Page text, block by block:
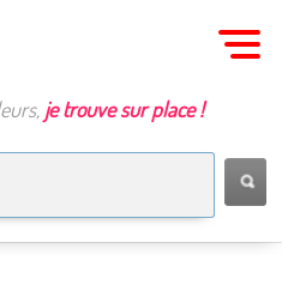
je trouve sur place !
MENU
Ãªtre
& DÃ©co